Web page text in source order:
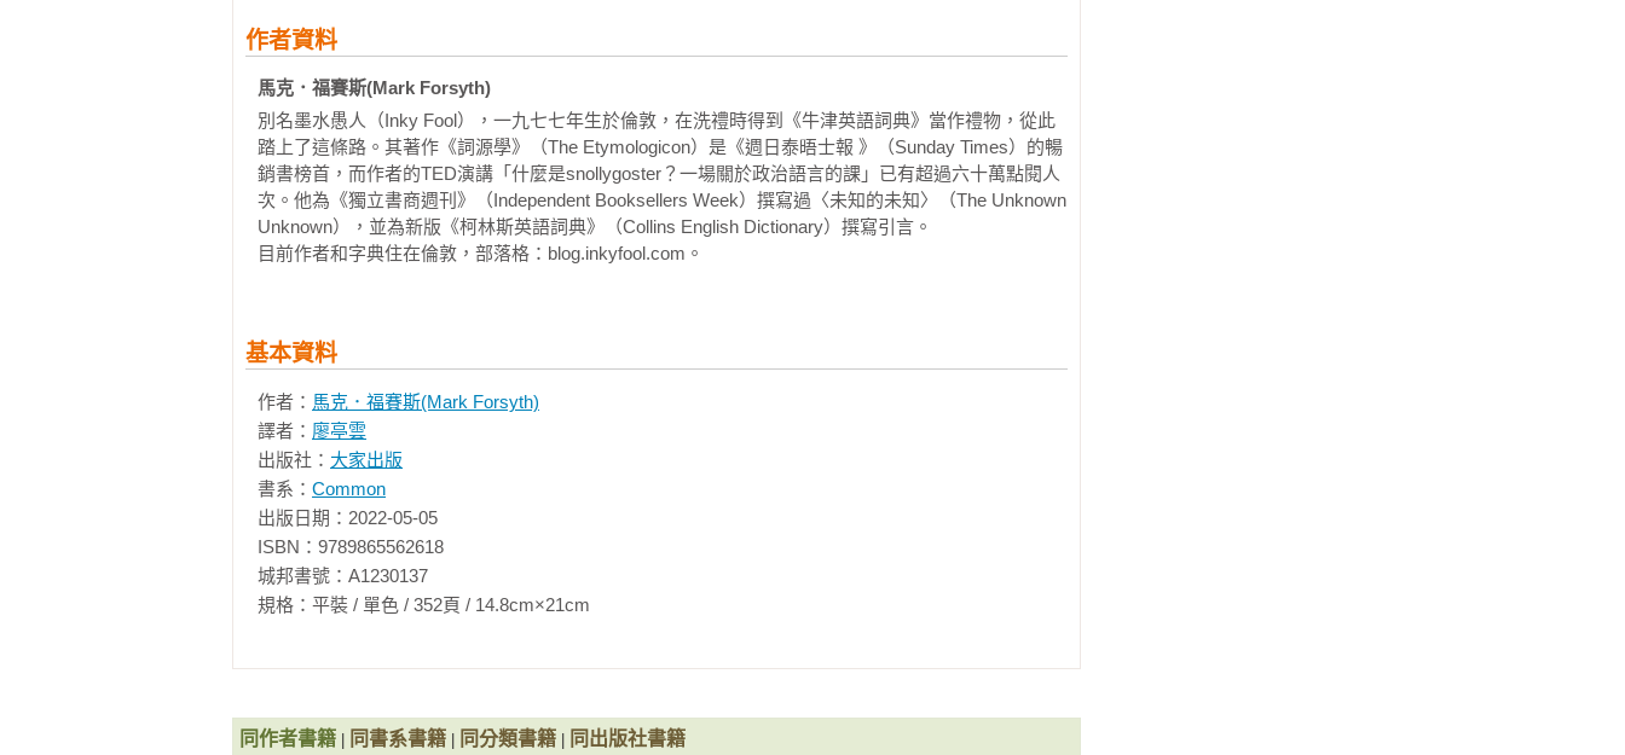
厄瓜多與平等（Equality in Ecuador）
討人厭的東西和臭蟲（Bugbears and Bedbugs）
孟喬森的電腦（Von Munchausen’s Computer）
一定要大寫的SPAM（SPAM (not spam)）
海洛因（Heroin）
變形的德．昆西與雪萊（Morphing De Quincey and Shelley）
星條飲酒歌（Star-Spangled Drinking Songs）
香檳作戰的冠軍溜出營地（The Scampering Champion of the Champagne Campaign）
侮辱人的名字（Insulting Names）
彼得潘（Peter Pan）
植物溝通法（Herbaceous Communication）
爸爸曾是滾動的石頭（Papa Was a Saxum Volutum）
飛翔的彼得（Flying Peters）
委內瑞拉、維納斯與威尼斯（Venezuela and Venus and Venice）
里阿爾托有什麼新消息？（What News on the Rialto ?）
雜誌（Magazines）
辭典又叫做迪克．史奈瑞（Dick Snary）
根希爾達皇后與小工具（Queen Gunhilda and the Gadgets）
裸、虛無和空洞。如果沒有任何顏色，那會是什麼模樣？
好吧，其實這很難回答。如果你閉上眼睛，什麼都看不到，眼前會是黑色的，但空白的紙張卻通常是
白色的。根據這個理論， blankness（空白）才是最原始的狀態，而 black（黑）與 white（白）這兩種
顏色只不過是對空白狀態的不同詮釋而已。
再接下來的證據只會讓你對這個論點更不耐煩： bleach（漂白）一詞也是源自同樣的字根，意思可以
思。好啦，開玩笑的，down 指的是丘陵，不過丘陵難道不是往上發展的地形嗎，對吧？在英國，有一
片丘陵叫做薩塞克斯丘（Sussex Downs），這表示你可以往 down 上爬。
在fall down（跌倒）中的 down，原本的寫法是 off-down，意思是從山丘下來。所以如果古代英格蘭人
從山丘頂跌下來，正確的表達方式會是 fall off-down。後來懶惰的古代英格蘭人開始省略 off 的部分，
他們表達往山丘下走的說法不再是 going off-down，而是直接說 going down。於是我們必須承擔這令人
摸不著頭緒的後果： downs（丘陵）位在高處，而 going downhill（往山丘下走）原本應該要寫成
going downdown 才對。
但現在我們必須把話題拉回空白券（blanks）和樂透。
名罐。所有的彩券都賣完之後，會有另一個罐子裝滿同樣數量的彩券，上面寫的是獎品的名稱。
作者資料
馬克．福賽斯(Mark Forsyth)
別名墨水愚人（Inky Fool），一九七七年生於倫敦，在洗禮時得到《牛津英語詞典》當作禮物，從此
踏上了這條路。其著作《詞源學》（The Etymologicon）是《週日泰晤士報 》（Sunday Times）的暢
銷書榜首，而作者的TED演講「什麼是snollygoster？一場關於政治語言的課」已有超過六十萬點閱人
次。他為《獨立書商週刊》（Independent Booksellers Week）撰寫過〈未知的未知〉（The Unknown
Unknown），並為新版《柯林斯英語詞典》（Collins English Dictionary）撰寫引言。
目前作者和字典住在倫敦，部落格：blog.inkyfool.com。
基本資料
作者： 馬克．福賽斯(Mark Forsyth)
譯者： 廖亭雲
出版社： 大家出版
書系： Common
出版日期：2022-05-05
ISBN：9789865562618
城邦書號：A1230137
規格：平裝 / 單色 / 352頁 / 14.8cm×21cm
同作者書籍 同書系書籍 同分類書籍 同出版社書籍